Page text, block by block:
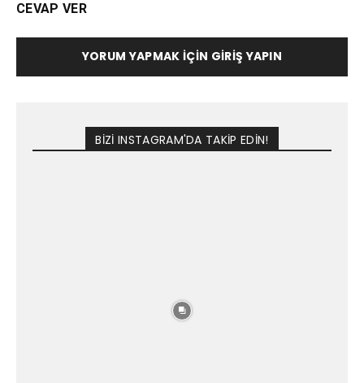
CEVAP VER
YORUM YAPMAK İÇIN GIRIŞ YAPIN
BİZİ INSTAGRAM'DA TAKİP EDİN!